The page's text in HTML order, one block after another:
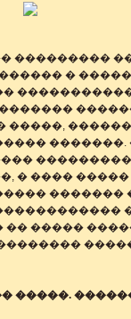
���������
�
� ����
�������
�����
��������
�����.